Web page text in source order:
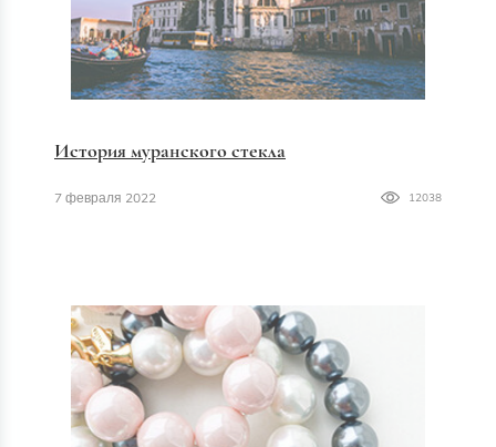
История муранского стекла
7 февраля 2022 12038